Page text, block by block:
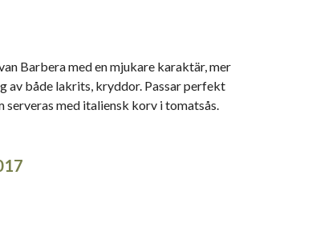
Barbera med en mjukare karaktär, mer
av både lakrits, kryddor. Passar perfekt
serveras med italiensk korv i tomatsås.